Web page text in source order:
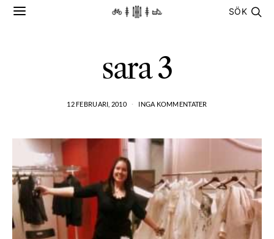
SÖK
sara 3
12 FEBRUARI, 2010 INGA KOMMENTATER